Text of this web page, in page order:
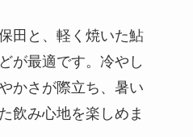
田と、軽く焼いた鮎
が最適です。冷やし
かさが際立ち、暑い
飲み心地を楽しめま